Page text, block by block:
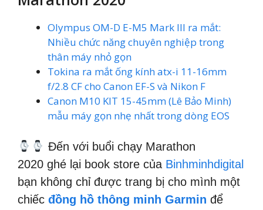
Olympus OM-D E-M5 Mark III ra mắt:
Nhiều chức năng chuyên nghiệp trong
thân máy nhỏ gọn
Tokina ra mắt ống kính atx-i 11-16mm
f/2.8 CF cho Canon EF-S và Nikon F
Canon M10 KIT 15-45mm (Lê Bảo Minh)
mẫu máy gọn nhẹ nhất trong dòng EOS
Đến với buổi chạy Marathon
2020 ghé lại book store của Binhminhdigital
bạn không chỉ được trang bị cho mình một
chiếc đồng hồ thông minh Garmin để